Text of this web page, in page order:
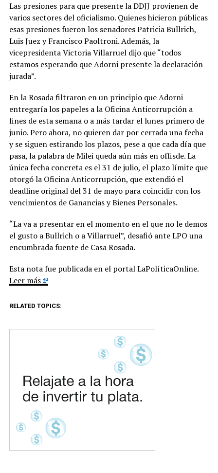
Las presiones para que presente la DDJJ provienen de
varios sectores del oficialismo. Quienes hicieron públicas
esas presiones fueron los senadores Patricia Bullrich,
Luis Juez y Francisco Paoltroni. Además, la
vicepresidenta Victoria Villarruel dijo que “todos
estamos esperando que Adorni presente la declaración
jurada”.
En la Rosada filtraron en un principio que Adorni
entregaría los papeles a la Oficina Anticorrupción a
fines de esta semana o a más tardar el lunes primero de
junio. Pero ahora, no quieren dar por cerrada una fecha
y se siguen estirando los plazos, pese a que cada día que
pasa, la palabra de Milei queda aún más en offisde. La
única fecha concreta es el 31 de julio, el plazo límite que
otorgó la Oficina Anticorrupción, que extendió el
deadline original del 31 de mayo para coincidir con los
vencimientos de Ganancias y Bienes Personales.
“La va a presentar en el momento en el que no le demos
el gusto a Bullrich o a Villarruel”, desafió ante LPO una
encumbrada fuente de Casa Rosada.
Esta nota fue publicada en el portal LaPolíticaOnline.
Leer más
RELATED TOPICS: